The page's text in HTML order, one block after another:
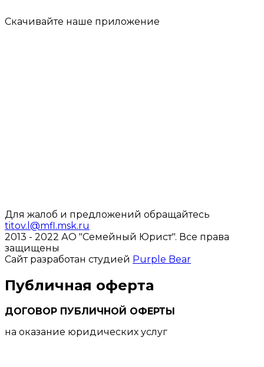
Скачивайте наше приложение
Для жалоб и предложений обращайтесь
titov.l@mfl.msk.ru
2013 - 2022 АО "Семейный Юрист". Все права
защищены
Сайт разработан студией Purple Bear
Публичная оферта
ДОГОВОР ПУБЛИЧНОЙ ОФЕРТЫ
на оказание юридических услуг